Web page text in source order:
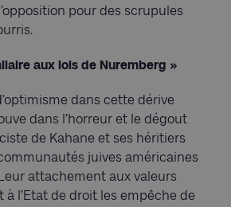
pour des scrupules
aux lois de Nuremberg »
dans cette dérive
dans l’horreur et le dégout
de Kahane et ses héritiers
juives américaines
attachement aux valeurs
l’Etat de droit les empêche de